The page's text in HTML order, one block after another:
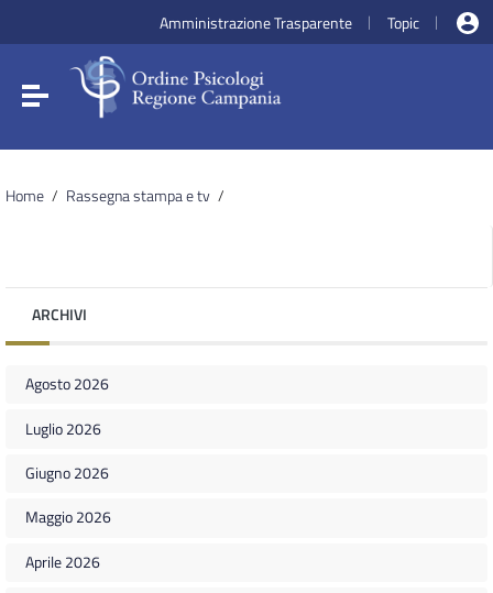
Vai al menu di navigazione
Vai al footer
Amministrazione Trasparente | Topic |
Attiva / disattiva la navigazione
Home / Rassegna stampa e tv /
ARCHIVI
Agosto 2026
Luglio 2026
Giugno 2026
Maggio 2026
Aprile 2026